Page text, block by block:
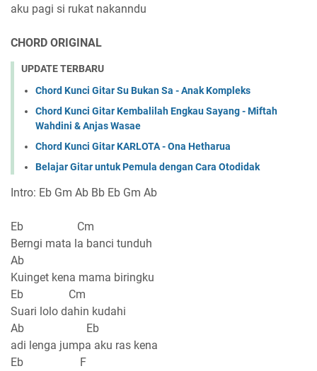
aku pagi si rukat nakanndu
CHORD ORIGINAL
UPDATE TERBARU
Chord Kunci Gitar Su Bukan Sa - Anak Kompleks
Chord Kunci Gitar Kembalilah Engkau Sayang - Miftah
Wahdini & Anjas Wasae
Chord Kunci Gitar KARLOTA - Ona Hetharua
Belajar Gitar untuk Pemula dengan Cara Otodidak
Intro: Eb Gm Ab Bb Eb Gm Ab
Eb Cm
Berngi mata la banci tunduh
Ab
Kuinget kena mama biringku
Eb Cm
Suari lolo dahin kudahi
Ab Eb
adi lenga jumpa aku ras kena
Eb F